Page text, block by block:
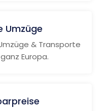
Umzüge
& Transporte
Europa.